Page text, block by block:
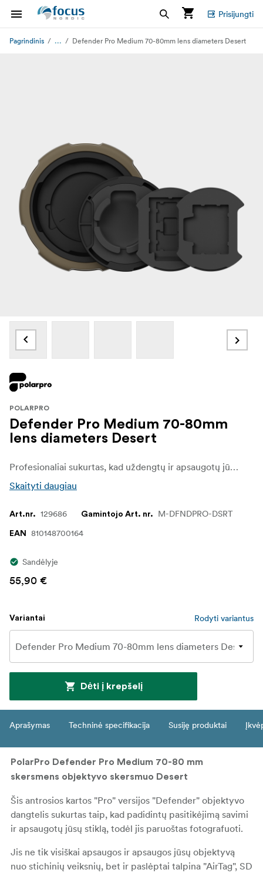
Prisijungti
Pagrindinis ... Defender Pro Medium 70-80mm lens diameters Desert
POLARPRO
Defender Pro Medium 70-80mm
lens diameters Desert
Profesionaliai sukurtas, kad uždengtų ir apsaugotų jūsų objektyvą nuo visų elementų.
Skaityti daugiau
Art.nr. 129686 Gamintojo Art. nr. M-DFNDPRO-DSRT
EAN 810148700164
Sandėlyje
55,90 €
Variantai Rodyti variantus
Dėti į krepšelį
Aprašymas Techninė specifikacija Susiję produktai
PolarPro Defender Pro Medium 70-80 mm
skersmens objektyvo skersmuo Desert
Šis antrosios kartos "Pro" versijos "Defender" objektyvo
dangtelis sukurtas taip, kad padidintų pasitikėjimą savimi
ir apsaugotų jūsų stiklą, todėl jis paruoštas fotografuoti.
Jis ne tik visiškai apsaugos ir apsaugos jūsų objektyvą
nuo stichinių veiksnių, bet ir paslėptai talpina "AirTag", SD